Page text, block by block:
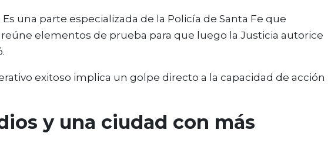
una parte especializada de la Policía de Santa Fe que
elementos de prueba para que luego la Justicia autorice
exitoso implica un golpe directo a la capacidad de acción
y una ciudad con más